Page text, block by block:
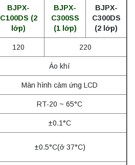
BJPX-
C100DS (2
lớp)
BJPX-
C300SS
(1 lớp)
BJPX-
C300DS
(2 lớp)
120 220
Áo khí
Màn hình cảm ứng LCD
RT-20 ~ 65°C
±0.1°C
±0.5°C(ở 37°C)